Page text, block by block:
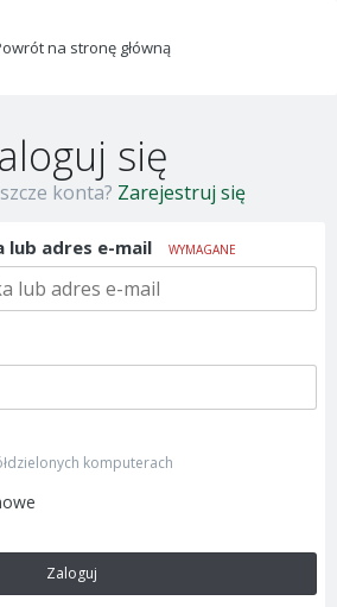
na stronę główną
się
konta? Zarejestruj się
lub adres e-mail WYMAGANE
komputerach
Zaloguj